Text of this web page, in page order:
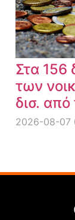
Στα 156
των
δισ.
2026-08-07